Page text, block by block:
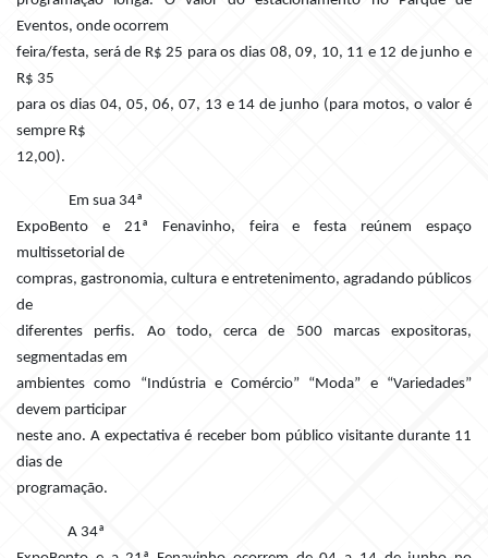
Eventos, onde ocorrem
feira/festa, será de R$ 25 para os dias 08, 09, 10, 11 e 12 de junho e
R$ 35
para os dias 04, 05, 06, 07, 13 e 14 de junho (para motos, o valor é
sempre R$
12,00).
Em sua 34ª
ExpoBento e 21ª Fenavinho, feira e festa reúnem espaço
multissetorial de
compras, gastronomia, cultura e entretenimento, agradando públicos
de
diferentes perfis. Ao todo, cerca de 500 marcas expositoras,
segmentadas em
ambientes como “Indústria e Comércio” “Moda” e “Variedades”
devem participar
neste ano. A expectativa é receber bom público visitante durante 11
dias de
programação.
A 34ª